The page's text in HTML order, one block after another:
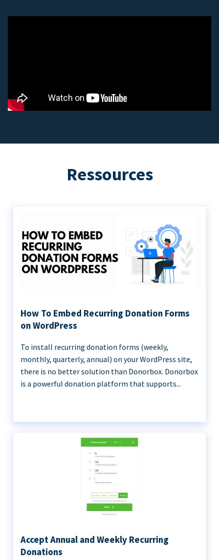
Ressources
How To Embed Recurring Donation Forms
on WordPress
To install recurring donation forms (weekly,
monthly, quarterly, annual) on your WordPress site,
there is no better solution than Donorbox. Donorbox
is a powerful donation platform that supports...
Accept Annual and Weekly Recurring
Donations